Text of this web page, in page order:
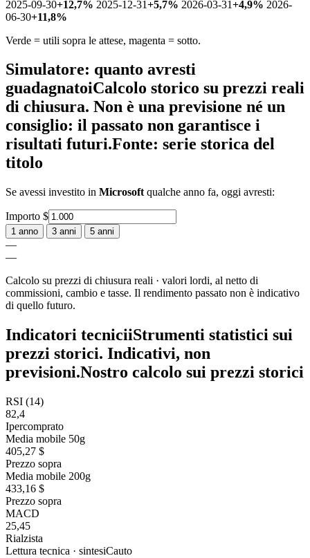
2025-09-30+12,7% 2025-12-31+5,7% 2026-03-31+4,9% 2026-
06-30+11,8%
Verde = utili sopra le attese, magenta = sotto.
Simulatore: quanto avresti
guadagnatoiCalcolo storico su prezzi reali
di chiusura. Non è una previsione né un
consiglio: il passato non garantisce i
risultati futuri.Fonte: serie storica del
titolo
Se avessi investito in Microsoft qualche anno fa, oggi avresti:
Importo $
1 anno 3 anni 5 anni
—
—
Calcolo su prezzi di chiusura reali · valori lordi, al netto di
commissioni, cambio e tasse. Il rendimento passato non è indicativo
di quello futuro.
Indicatori tecniciiStrumenti statistici sui
prezzi storici. Indicativi, non
previsioni.Nostro calcolo sui prezzi storici
RSI (14)
82,4
Ipercomprato
Media mobile 50g
405,27 $
Prezzo sopra
Media mobile 200g
433,16 $
Prezzo sopra
MACD
25,45
Rialzista
Lettura tecnica · sintesiCauto